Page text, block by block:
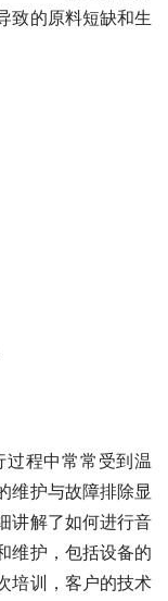
致的原料短缺和生
程中常常受到温
维护与故障排除显
讲解了如何进行音
维护，包括设备的
培训，客户的技术